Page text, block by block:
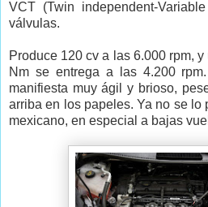
VCT (Twin independent-
válvulas.
Produce 120 cv a las 6.000 rpm,
Nm se entrega a las 4.200
manifiesta muy ágil y brioso,
arriba en los papeles. Ya no se lo
mexicano, en especial a bajas